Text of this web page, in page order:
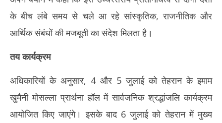
के बीच लंबे समय से चले आ रहे सांस्कृतिक, राजनीतिक और
आर्थिक संबंधों की मजबूती का संदेश मिलता है।
तय कार्यक्रम
अधिकारियों के अनुसार, 4 और 5 जुलाई को तेहरान के इमाम
खुमैनी मोसल्ला प्रार्थना हॉल में सार्वजनिक श्रद्धांजलि कार्यक्रम
आयोजित किए जाएंगे। इसके बाद 6 जुलाई को तेहरान में मुख्य